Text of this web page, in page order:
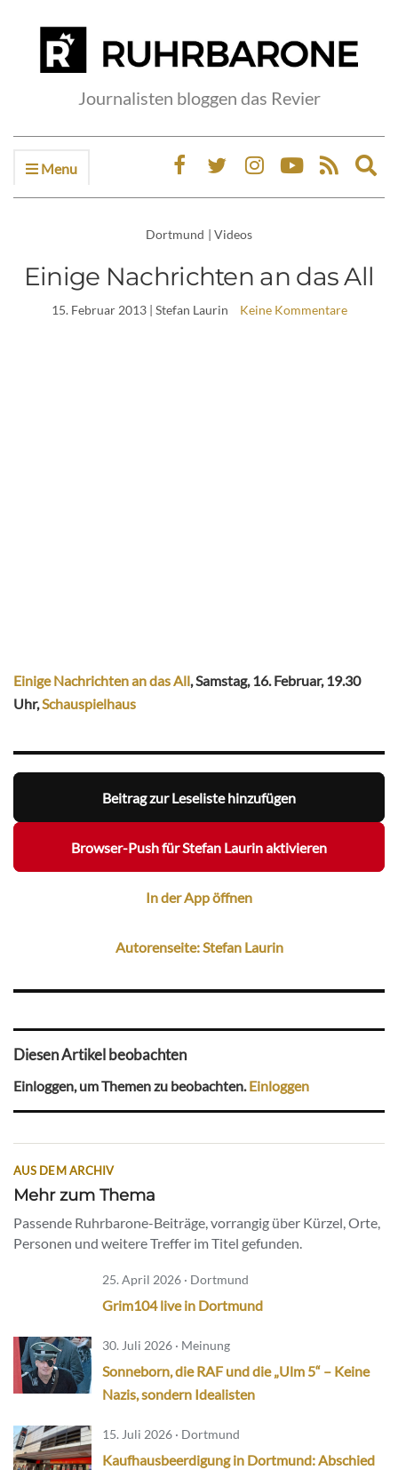
Journalisten bloggen das Revier
Menu
Dortmund | Videos
Einige Nachrichten an das All
15. Februar 2013| Stefan Laurin Keine Kommentare
Einige Nachrichten an das All, Samstag, 16. Februar, 19.30
Uhr,Schauspielhaus
Beitrag zur Leseliste hinzufügen
Browser-Push für Stefan Laurin aktivieren
In der App öffnen
Autorenseite: Stefan Laurin
Diesen Artikel beobachten
Einloggen, um Themen zu beobachten.Einloggen
AUS DEM ARCHIV
Mehr zum Thema
Passende Ruhrbarone-Beiträge, vorrangig über Kürzel, Orte,
Personen und weitere Treffer im Titel gefunden.
25. April 2026 · Dortmund
Grim104 live in Dortmund
30. Juli 2026 · Meinung
Sonneborn, die RAF und die „Ulm 5“ – Keine
Nazis, sondern Idealisten
15. Juli 2026 · Dortmund
Kaufhausbeerdigung in Dortmund: Abschied